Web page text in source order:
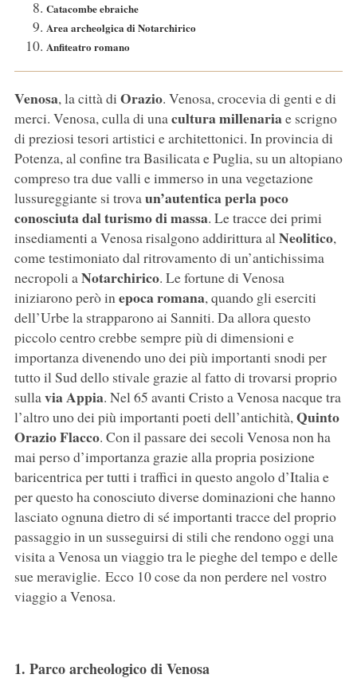
Catacombe ebraiche
Area archeolgica di Notarchirico
Anfiteatro romano
Venosa, la città di Orazio. Venosa, crocevia di genti e di
merci. Venosa, culla di unacultura millenariae scrigno
di preziosi tesori artistici e architettonici. In provincia di
Potenza, al confine tra Basilicata e Puglia, su un altopiano
compreso tra due valli e immerso in una vegetazione
lussureggiante si trovaun’autentica perla poco
conosciuta dal turismo di massa. Le tracce dei primi
insediamenti a Venosa risalgono addirittura alNeolitico,
come testimoniato dal ritrovamento di un’antichissima
necropoli aNotarchirico. Le fortune di Venosa
iniziarono però inepoca romana, quando gli eserciti
dell’Urbe la strapparono ai Sanniti. Da allora questo
piccolo centro crebbe sempre più di dimensioni e
importanza divenendo uno dei più importanti snodi per
tutto il Sud dello stivale grazie al fatto di trovarsi proprio
sullavia Appia. Nel 65 avanti Cristo a Venosa nacque tra
l’altro uno dei più importanti poeti dell’antichità,Quinto
Orazio Flacco. Con il passare dei secoli Venosa non ha
mai perso d’importanza grazie alla propria posizione
baricentrica per tutti i traffici in questo angolo d’Italia e
per questo ha conosciuto diverse dominazioni che hanno
lasciato ognuna dietro di sé importanti tracce del proprio
passaggio in un susseguirsi di stili che rendono oggi una
visita a Venosa un viaggio tra le pieghe del tempo e delle
sue meraviglie. Ecco 10 cose da non perdere nel vostro
viaggio a Venosa.
1. Parco archeologico di Venosa